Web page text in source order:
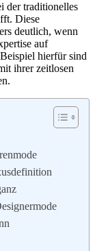
der traditionelles
Diese
deutlich, wenn
auf
hierfür sind
ihrer zeitlosen